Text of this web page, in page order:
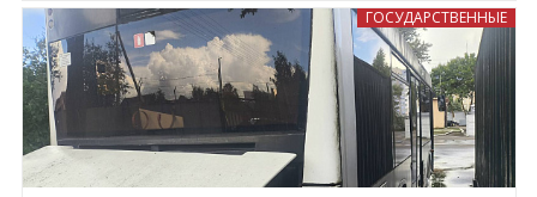
ГОСУДАРСТВЕННЫЕ